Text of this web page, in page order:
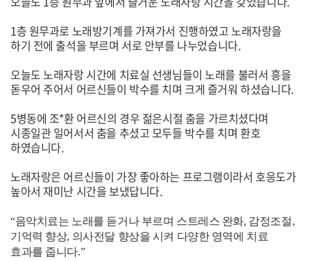
1층 원무과로 노래방기계를 가져가서 진행하였고 노래자랑을
하기 전에 출석을 부르며 서로 안부를 나누었습니다.
오늘도 노래자랑 시간에 치료실 선생님들이 노래를 불러서 흥을
돋우어 주어서 어르신들이 박수를 치며 크게 즐거워 하셨습니다.
5병동에 조*환 어르신의 경우 젊은시절 춤을 가르치셨다며
시종일관 일어서서 춤을 추셨고 모두들 박수를 치며 환호
하였습니다.
노래자랑은 어르신들이 가장 좋아하는 프로그램이라서 호응도가
높아서 재미난 시간을 보냈답니다.
“음악치료는 노래를 듣거나 부르며 스트레스 완화, 감정조절,
기억력 향상, 의사전달 향상을 시켜 다양한 영역에 치료
효과를 줍니다.”